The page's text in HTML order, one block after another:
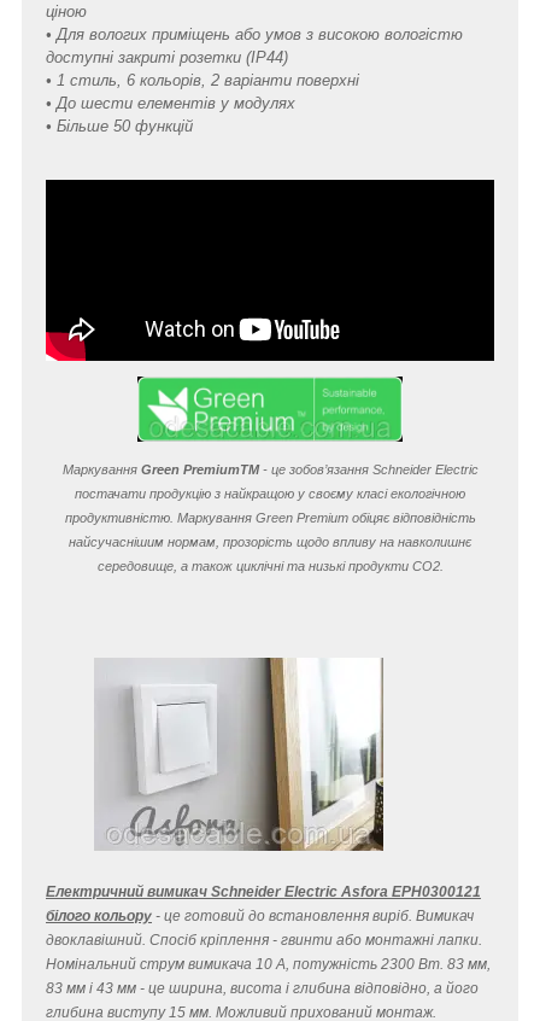
ціною
• Для вологих приміщень або умов з високою вологістю
доступні закриті розетки (IP44)
• 1 стиль, 6 кольорів, 2 варіанти поверхні
• До шести елементів у модулях
• Більше 50 функцій
Маркування Green PremiumTM- це зобов’язання Schneider Electric
постачати продукцію з найкращою у своєму класі екологічною
продуктивністю. Маркування Green Premium обіцяє відповідність
найсучаснішим нормам, прозорість щодо впливу на навколишнє
середовище, а також циклічні та низькі продукти CO2.
Електричний вимикач Schneider Electric Asfora EPH0300121
білого кольору - це готовий до встановлення виріб. Вимикач
двоклавішний. Спосіб кріплення - гвинти або монтажні лапки.
Номінальний струм вимикача 10 A, потужність 2300 Вт. 83 мм,
83 мм і 43 мм - це ширина, висота і глибина відповідно, а його
глибина виступу 15 мм. Можливий прихований монтаж.